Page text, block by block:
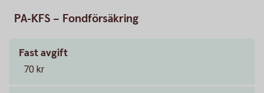
PA-KFS – Fondförsäkring
Fast avgift
70 kr